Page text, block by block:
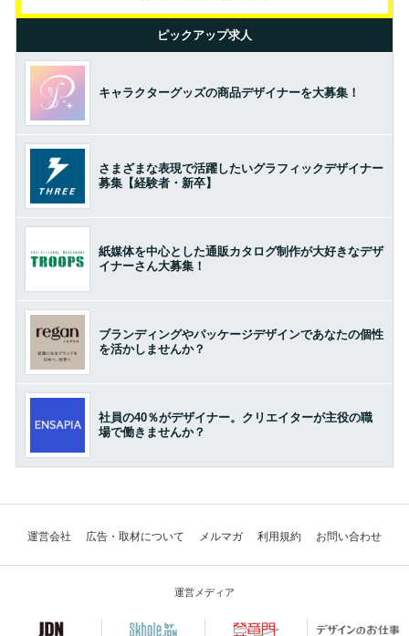
ピックアップ求人
キャラクターグッズの商品デザイナーを大募集！
さまざまな表現で活躍したいグラフィックデザイナー
募集【経験者・新卒】
紙媒体を中心とした通販カタログ制作が大好きなデザ
イナーさん大募集！
ブランディングやパッケージデザインであなたの個性
を活かしませんか？
社員の40％がデザイナー。クリエイターが主役の職
場で働きませんか？
運営会社 広告・取材について メルマガ 利用規約 お問い合わせ
運営メディア